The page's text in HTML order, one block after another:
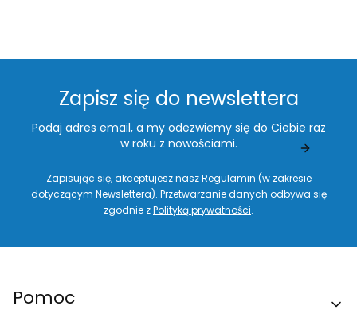
Zapisz się do newslettera
Podaj adres email, a my odezwiemy się do Ciebie raz
w roku z nowościami.
Zapisując się, akceptujesz naszRegulamin (w zakresie
dotyczącym Newslettera). Przetwarzanie danych odbywa się
zgodnie zPolityką prywatności.
Linki w stopce
Pomoc